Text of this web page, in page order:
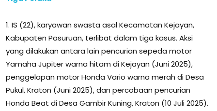
1. IS (22), karyawan swasta asal Kecamatan Kejayan,
Kabupaten Pasuruan, terlibat dalam tiga kasus. Aksi
yang dilakukan antara lain pencurian sepeda motor
Yamaha Jupiter warna hitam di Kejayan (Juni 2025),
penggelapan motor Honda Vario warna merah di Desa
Pukul, Kraton (Juni 2025), dan percobaan pencurian
Honda Beat di Desa Gambir Kuning, Kraton (10 Juli 2025).